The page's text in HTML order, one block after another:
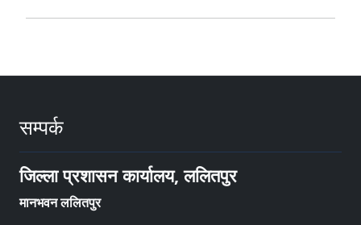
सम्पर्क
जिल्ला प्रशासन कार्यालय, ललितपुर
मानभवन ललितपुर